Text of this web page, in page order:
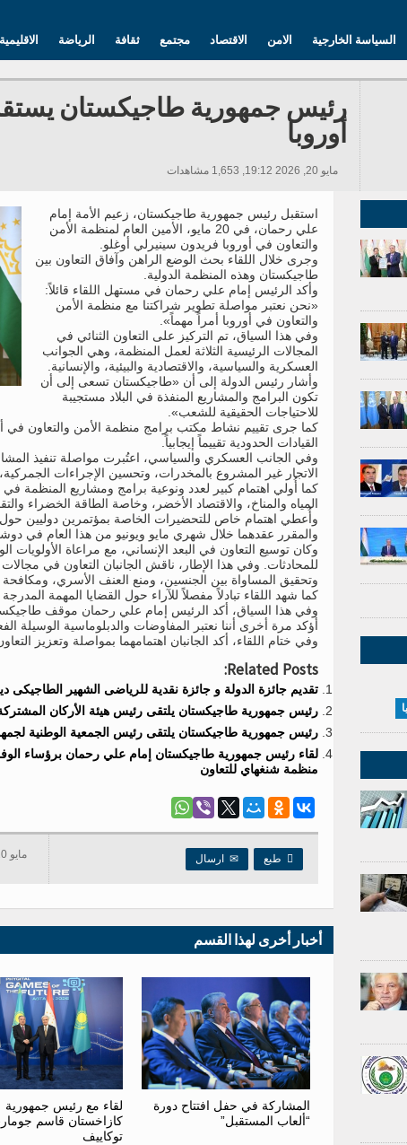
الاقليمية الرياضة ثقافة مجتمع الاقتصاد الامن السياسة الخارجية
رئيس جمهورية طاجيكستان
أوروبا
مايو 20, 2026 19:12, 1,653 مشاهدات
استقبل رئيس جمهورية طاجيكستان، زعيم الأمة إمام
علي رحمان، في 20 مايو، الأمين العام لمنظمة الأمن
والتعاون في أوروبا فريدون سينيرلي أوغلو.
وجرى خلال اللقاء بحث الوضع الراهن وآفاق التعاون بين
طاجيكستان وهذه المنظمة الدولية.
وأكد الرئيس إمام علي رحمان في مستهل اللقاء قائلاً:
«نحن نعتبر مواصلة تطوير شراكتنا مع منظمة الأمن
والتعاون في أوروبا أمراً مهماً».
وفي هذا السياق، تم التركيز على التعاون الثنائي في
المجالات الرئيسية الثلاثة لعمل المنظمة، وهي الجوانب
العسكرية والسياسية، والاقتصادية والبيئية، والإنسانية.
وأشار رئيس الدولة إلى أن «طاجيكستان تسعى إلى أن
تكون البرامج والمشاريع المنفذة في البلاد مستجيبة
للاحتياجات الحقيقية للشعب».
كما جرى تقييم نشاط مكتب برامج منظمة الأمن والتعاون في
القيادات الحدودية تقييماً إيجابياً.
وفي الجانب العسكري والسياسي، اعتُبرت مواصلة تنفيذ
الاتجار غير المشروع بالمخدرات، وتحسين الإجراءات
كما أُولي اهتمام كبير لعدد ونوعية برامج ومشاريع المنظمة في
المياه والمناخ، والاقتصاد الأخضر، وخاصة الطاقة الخضراء
وأُعطي اهتمام خاص للتحضيرات الخاصة بمؤتمرين دوليين حول
والمقرر عقدهما خلال شهري مايو ويونيو من هذا العام في
وكان توسيع التعاون في البعد الإنساني، مع مراعاة الأولويات
للمحادثات. وفي هذا الإطار، ناقش الجانبان التعاون في
وتحقيق المساواة بين الجنسين، ومنع العنف الأسري، ومكافحة
كما شهد اللقاء تبادلاً مفصلاً للآراء حول القضايا المهمة
وفي هذا السياق، أكد الرئيس إمام علي رحمان موقف
أؤكد مرة أخرى أننا نعتبر المفاوضات والدبلوماسية الوسيلة
وفي ختام اللقاء، أكد الجانبان اهتمامهما بمواصلة وتعزيز التعاون
Related Posts:
تقديم جائزة الدولة و جائزة نقدية للرياضى الشهير الطاجيكى
رئيس جمهورية طاجيكستان يلتقى رئيس هيئة الأركان
رئيس جمهورية طاجيكستان يلتقى رئيس الجمعية الوطنية
لقاء رئيس جمهورية طاجيكستان إمام علي رحمان برؤساء
منظمة شنغهاي للتعاون
 طبع ✉ ارسال مايو 20, 2026 19:12, 1,653 مشاهدات
أخبار أخرى لهذا القسم
المشاركة في حفل افتتاح دورة
“ألعاب المستقبل”
لقاء مع رئيس جمهورية
كازاخستان قاسم
توكاييف